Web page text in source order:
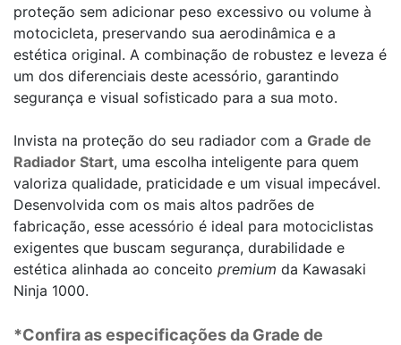
proteção sem adicionar peso excessivo ou volume à
motocicleta, preservando sua aerodinâmica e a
estética original. A combinação de robustez e leveza é
um dos diferenciais deste acessório, garantindo
segurança e visual sofisticado para a sua moto.
Invista na proteção do seu radiador com a Grade de
Radiador Start, uma escolha inteligente para quem
valoriza qualidade, praticidade e um visual impecável.
Desenvolvida com os mais altos padrões de
fabricação, esse acessório é ideal para motociclistas
exigentes que buscam segurança, durabilidade e
estética alinhada ao conceito premium da Kawasaki
Ninja 1000.
*Confira as especificações da Grade de